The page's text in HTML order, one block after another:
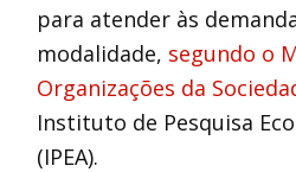
para atender às
modalidade, segundo o
Organizações da
Instituto de Pesquisa
(IPEA).